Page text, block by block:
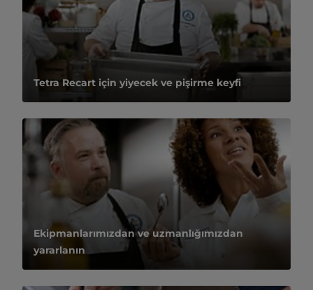
Tetra Recart için yiyecek ve pişirme keyfi
Ekipmanlarımızdan ve uzmanlığımızdan
yararlanın